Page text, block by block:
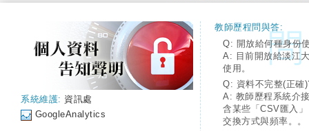
系統維護: 資訊處
GoogleAnalytics
教師歷程問與答:
Q: 開放給何種身份
A: 目前開放給淡江
使用。
Q: 資料不完整(正確
A: 教師歷程系統介
含某些「CSV匯入
交換方式與頻率。。